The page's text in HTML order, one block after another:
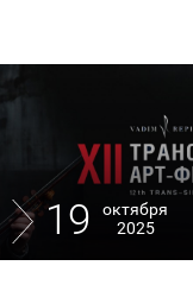
19
октября
2025